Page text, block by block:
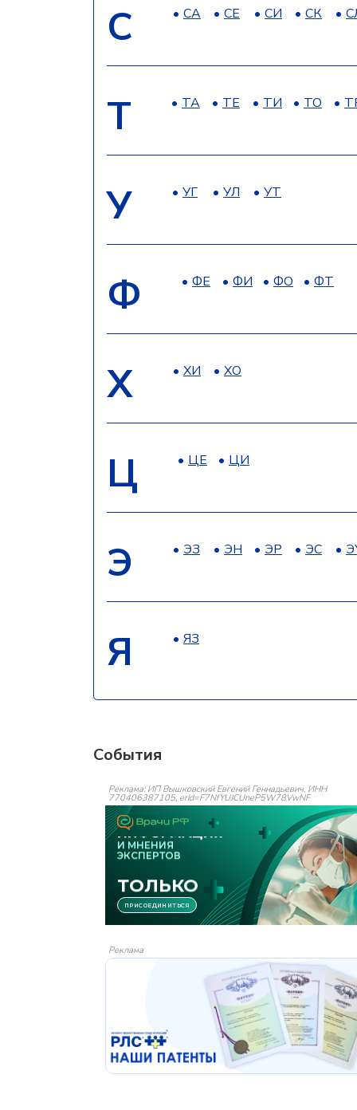
С СА СЕ СИ СК
Т ТА ТЕ ТИ ТО
У УГ УЛ УТ
Ф ФЕ ФИ ФО ФТ
Х ХИ ХО
Ц ЦЕ ЦИ
Э ЭЗ ЭН ЭР ЭС
Я ЯЗ
События
Реклама: ИП Вышковский Евгений Геннадьевич, ИНН
770406387105, erid=F7NfYUJCUneP5W78VwNF
Реклама